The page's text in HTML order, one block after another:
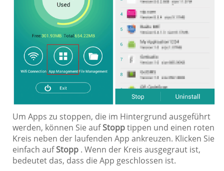
Um Apps zu stoppen, die im Hintergrund ausgeführt
werden, können Sie aufStopptippen und einen roten
Kreis neben der laufenden App ankreuzen. Klicken Sie
einfach aufStopp . Wenn der Kreis ausgegraut ist,
bedeutet das, dass die App geschlossen ist.